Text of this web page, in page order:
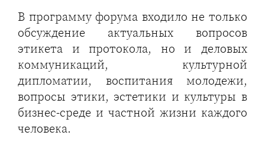
В программу форума входило не только
обсуждение актуальных вопросов
этикета и протокола, но и деловых
коммуникаций, культурной
дипломатии, воспитания молодежи,
вопросы этики, эстетики и культуры в
бизнес-среде и частной жизни каждого
человека.